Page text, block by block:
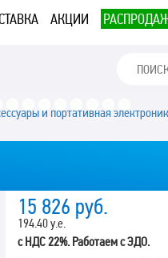
АКЦИИ
и портативная
15 826 руб.
194.40 у.е.
с НДС 22%. Работаем с ЭДО.